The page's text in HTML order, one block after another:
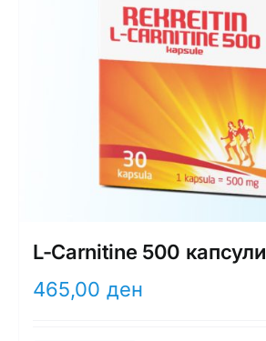
L-Carnitine 500 капсули
465,00 ден